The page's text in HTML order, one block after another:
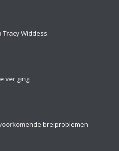
Widdess
ver ging
breiproblemen